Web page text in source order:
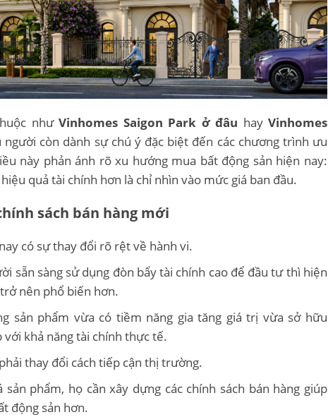
như Vinhomes Saigon Park ở đâu hay Vinhomes
người còn dành sự chú ý đặc biệt đến các chương trình ưu
này phản ánh rõ xu hướng mua bất động sản hiện nay:
quả tài chính hơn là chỉ nhìn vào mức giá ban đầu.
sách bán hàng mới
có sự thay đổi rõ rệt về hành vi.
sẵn sàng sử dụng đòn bẩy tài chính cao để đầu tư thì hiện
nên phổ biến hơn.
sản phẩm vừa có tiềm năng gia tăng giá trị vừa sở hữu
khả năng tài chính thực tế.
thay đổi cách tiếp cận thị trường.
phẩm, họ cần xây dựng các chính sách bán hàng giúp
động sản hơn.